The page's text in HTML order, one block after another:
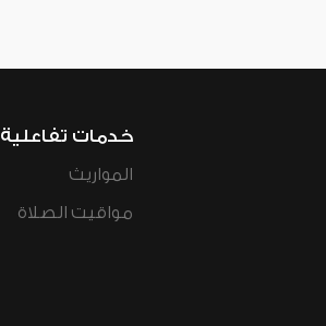
خدمات تفاعلية
المواريث
مواقيت الصلاة